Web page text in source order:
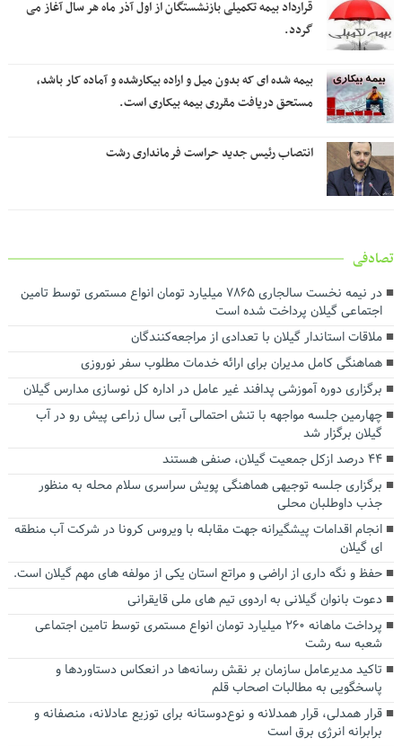
قرارداد بیمه تکمیلی بازنشستگان از اول آذر ماه هر سال آغاز می
گردد.
بیمه شده ای که بدون میل و اراده بیکارشده و آماده کار باشد،
مستحق دریافت مقرری بیمه بیکاری است.
انتصاب رئیس جدید حراست فرمانداری رشت
تصادفی
در نیمه نخست سالجاری ۷۸۶۵ میلیارد تومان انواع مستمری توسط تامین
اجتماعی گیلان پرداخت شده است
ملاقات استاندار گیلان با تعدادی از مراجعه‌کنندگان
هماهنگی کامل مدیران برای ارائه خدمات مطلوب سفر نوروزی
برگزاری دوره آموزشی پدافند غیر عامل در اداره کل نوسازی مدارس گیلان
چهارمین جلسه مواجهه با تنش احتمالی آبی سال زراعی پیش رو در آب
گیلان برگزار شد
۴۴ درصد ازکل جمعیت گیلان، صنفی هستند
برگزاری جلسه توجیهی هماهنگی پویش سراسری سلام محله به منظور
جذب داوطلبان محلی
انجام اقدامات پیشگیرانه جهت مقابله با ویروس کرونا در شرکت آب منطقه
ای گیلان
حفظ و نگه داری از اراضی و مراتع استان یکی از مولفه های مهم گیلان است.
دعوت بانوان گیلانی به اردوی تیم های ملی قایقرانی
پرداخت ماهانه ۲۶۰ میلیارد تومان انواع مستمری توسط تامین اجتماعی
شعبه سه رشت
تاکید مدیرعامل سازمان بر نقش رسانه‌ها در انعکاس دستاوردها و
پاسخگویی به مطالبات اصحاب قلم
قرار همدلی، قرار همدلانه و نوع‌دوستانه برای توزیع عادلانه، منصفانه و
برابرانه انرژی برق است